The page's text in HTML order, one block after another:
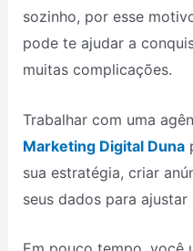
sozinho, por esse
pode te ajudar a
muitas complicações.
Trabalhar com uma
Marketing Digital Duna
sua estratégia, criar
seus dados para ajustar